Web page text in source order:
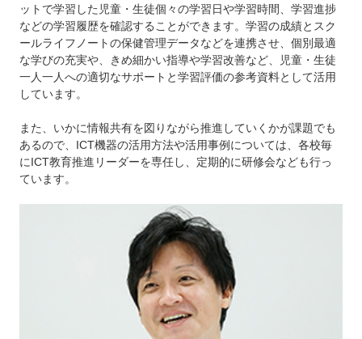
ットで学習した児童・生徒個々の学習日や学習時間、学習進捗
などの学習履歴を確認することができます。学習の成績とスク
ールライフノートの保健管理データなどを連携させ、個別最適
な学びの充実や、きめ細かい指導や学習改善など、児童・生徒
一人一人への適切なサポートと学習評価の参考資料として活用
しています。
また、いかに情報共有を図りながら推進していくかが課題でも
あるので、ICT機器の活用方法や活用事例については、各校毎
にICT教育推進リーダーを専任し、定期的に研修会なども行っ
ています。